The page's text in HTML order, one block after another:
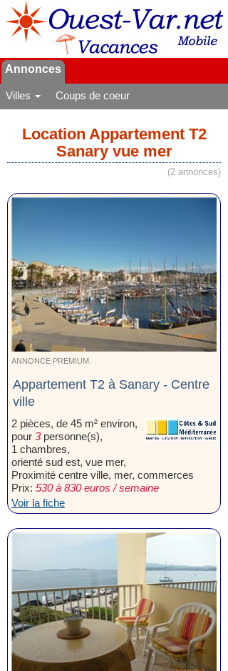
Annonces
Villes Coups de coeur
Location Appartement T2
Sanary vue mer
(2 annonces)
ANNONCE PREMIUM.
Appartement T2 à Sanary - Centre
ville
2 pièces, de 45 m² environ,
pour 3personne(s),
1 chambres,
orienté sud est, vue mer,
Proximité centre ville, mer, commerces
Prix: 530 à 830 euros / semaine
Voir la fiche